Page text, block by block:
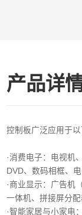
产品详
控制板广泛应用于以
·消费电子‌：电视机
DVD、数码相框、电
·商业显示‌：广告机
一体机、拼接屏分
·智能家居与小家电‌